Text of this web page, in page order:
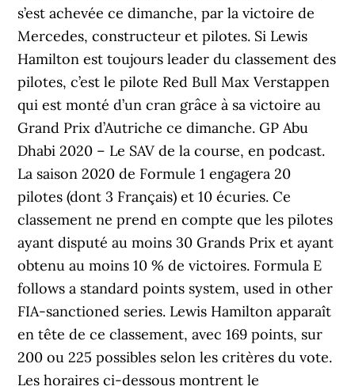
s’est achevée ce dimanche, par la victoire de
Mercedes, constructeur et pilotes. Si Lewis
Hamilton est toujours leader du classement des
pilotes, c’est le pilote Red Bull Max Verstappen
qui est monté d’un cran grâce à sa victoire au
Grand Prix d’Autriche ce dimanche. GP Abu
Dhabi 2020 – Le SAV de la course, en podcast.
La saison 2020 de Formule 1 engagera 20
pilotes (dont 3 Français) et 10 écuries. Ce
classement ne prend en compte que les pilotes
ayant disputé au moins 30 Grands Prix et ayant
obtenu au moins 10 % de victoires. Formula E
follows a standard points system, used in other
FIA-sanctioned series. Lewis Hamilton apparaît
en tête de ce classement, avec 169 points, sur
200 ou 225 possibles selon les critères du vote.
Les horaires ci-dessous montrent le